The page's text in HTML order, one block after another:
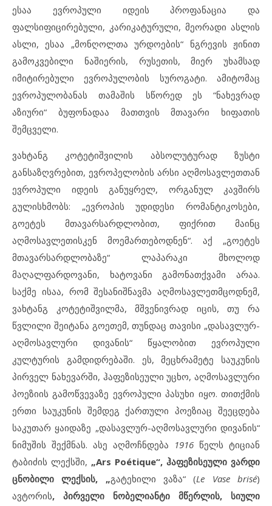
ესაა ევროპული იდეის პროფანაცია და
ფალსიფიცირებული, კარიკატურული, მეორადი ასლის
ასლი, ესაა „მონღოლთა ურდოების“ ნგრევის ჟინით
გამოკვებილი ნაშიერის, რუსეთის, მიერ უხამსად
იმიტირებული ევროპულობის სუროგატი. ამიტომაც
ევროპულობანას თამაშის სწორედ ეს “ნახევრად
აზიური“ ბუფონადაა მათთვის მთავარი ხიფათის
შემცველი.
ვახტანგ კოტეტიშვილის აბსოლუტურად ზუსტი
განსაზღვრებით, ევროპელობის არსი აღმოსავლეთთან
ევროპული იდეის განუყრელ, ორგანულ კავშირს
გულისხმობს: „ევროპის უდიდესი რომანტიკოსები,
გოეტეს მთავარსარდლობით, ფიქრით მაინც
აღმოსავლეთისკენ მოემართებოდნენ“. აქ „გოეტეს
მთავარსარდლობაზე“ ლაპარაკი მხოლოდ
მაღალფარდოვანი, ხატოვანი გამონათქვამი არაა.
საქმე ისაა, რომ შესანიშნავმა აღმოსავლეთმცოდნემ,
ვახტანგ კოტეტიშვილმა, მშვენივრად იცის, თუ რა
წვლილი შეიტანა გოეთემ, თუნდაც თავისი „დასავლურ-
აღმოსავლური დივანის“ წყალობით ევროპული
კულტურის გამდიდრებაში. ეს, მეცხრამეტე საუკუნის
პირველ ნახევარში, ჰაფეზისეული უცხო, აღმოსავლური
პოეზიის გამოწვევაზე ევროპული პასუხი იყო. თითქმის
ერთი საუკუნის შემდეგ ქართული პოეზიაც შეეცდება
საკუთარ ყაიდაზე „დასავლურ-აღმოსავლური დივანის“
ნიმუშის შექმნას. ასე აღმოჩნდება 1916 წელს ტიციან
ტაბიძის ლექსში, „Ars Poétique“, ჰაფეზისეული ვარდი
ცნობილი ლექსის, „გატეხილი ვაზა“ (Le Vase brisé)
ავტორის, პირველი ნობელიანტი მწერლის, სიული